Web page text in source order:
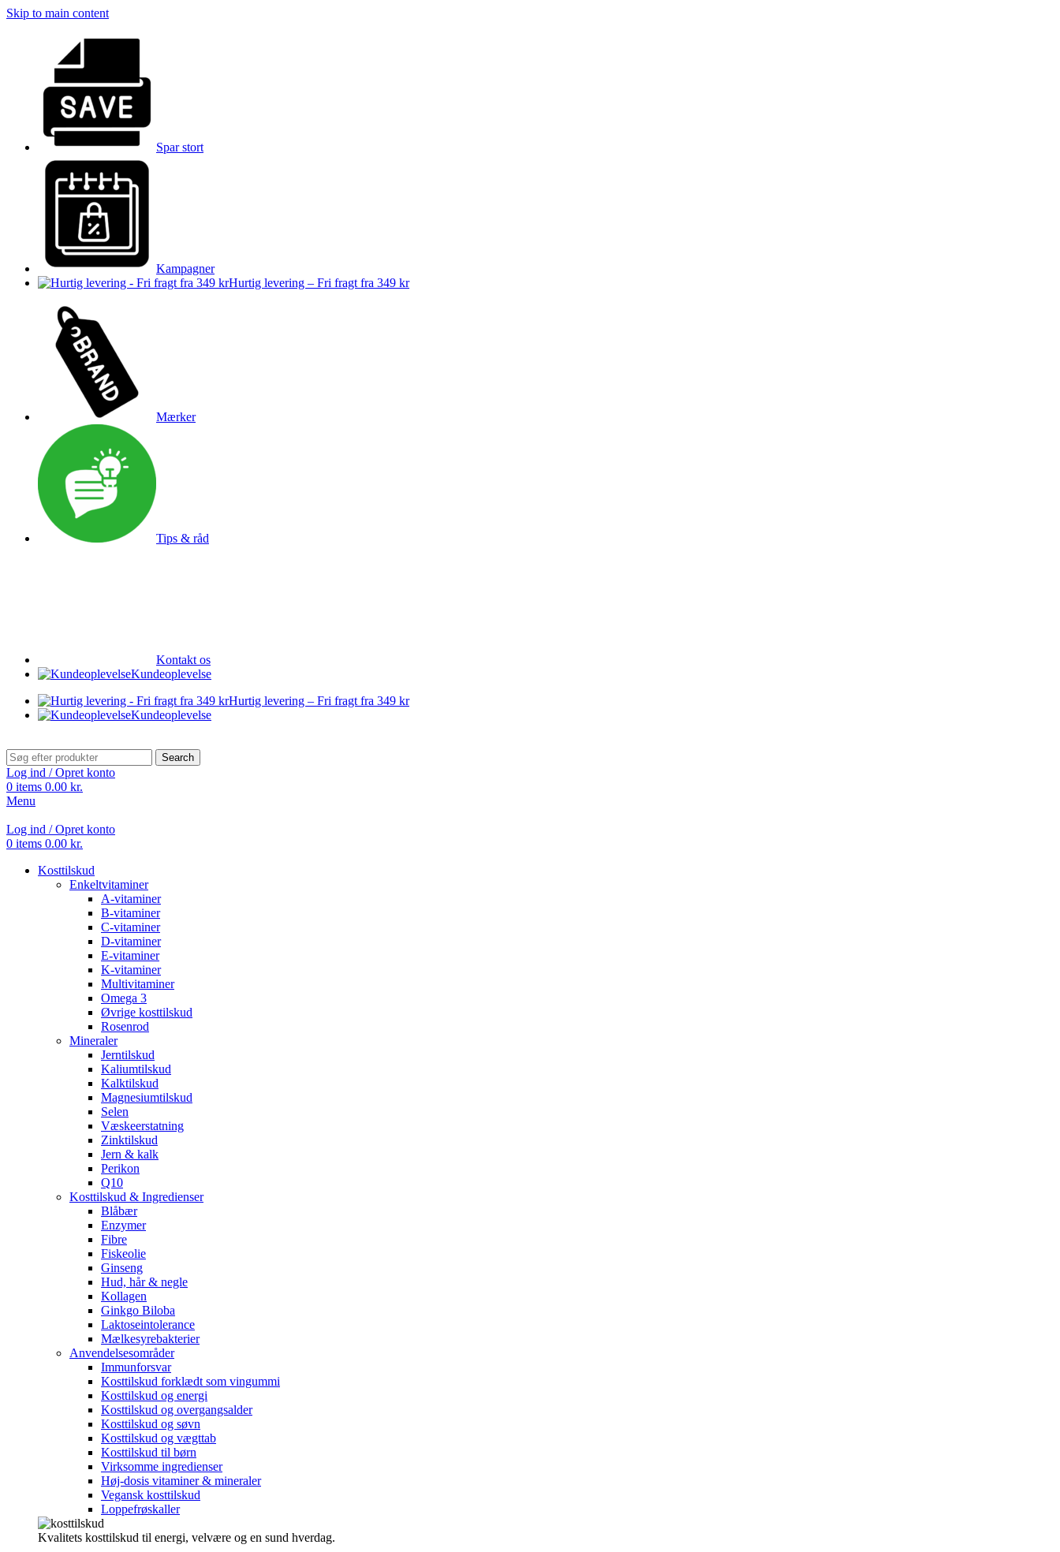
Skip to main content
Spar stort
Kampagner
Hurtig levering – Fri fragt fra 349 kr
Mærker
Tips & råd
Kontakt os
Kundeoplevelse
Hurtig levering – Fri fragt fra 349 kr
Kundeoplevelse
Search
Log ind / Opret konto
0 items 0.00 kr.
Menu
Log ind / Opret konto
0 items 0.00 kr.
Kosttilskud
Enkeltvitaminer
A-vitaminer
B-vitaminer
C-vitaminer
D-vitaminer
E-vitaminer
K-vitaminer
Multivitaminer
Omega 3
Øvrige kosttilskud
Rosenrod
Mineraler
Jerntilskud
Kaliumtilskud
Kalktilskud
Magnesiumtilskud
Selen
Væskeerstatning
Zinktilskud
Jern & kalk
Perikon
Q10
Kosttilskud & Ingredienser
Blåbær
Enzymer
Fibre
Fiskeolie
Ginseng
Hud, hår & negle
Kollagen
Ginkgo Biloba
Laktoseintolerance
Mælkesyrebakterier
Anvendelsesområder
Immunforsvar
Kosttilskud forklædt som vingummi
Kosttilskud og energi
Kosttilskud og overgangsalder
Kosttilskud og søvn
Kosttilskud og vægttab
Kosttilskud til børn
Virksomme ingredienser
Høj-dosis vitaminer & mineraler
Vegansk kosttilskud
Loppefrøskaller
Kvalitets kosttilskud til energi, velvære og en sund hverdag.